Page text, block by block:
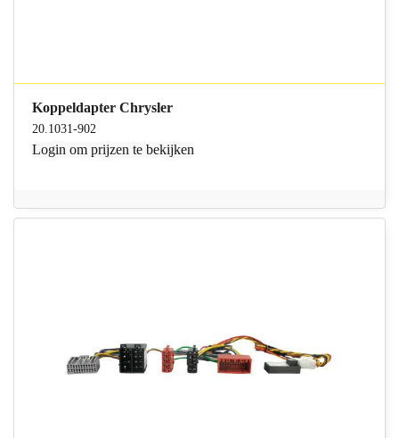
Koppeldapter Chrysler
20.1031-902
Login om prijzen te bekijken